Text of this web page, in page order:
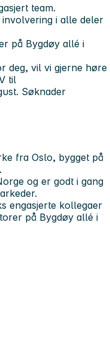
team.
i alle deler
på Bygdøy allé i
deg, vil vi gjerne høre
til
Søknader
fra Oslo, bygget på
og er godt i gang
engasjerte kollegaer
på Bygdøy allé i